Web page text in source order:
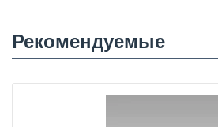
Рекомендуемые